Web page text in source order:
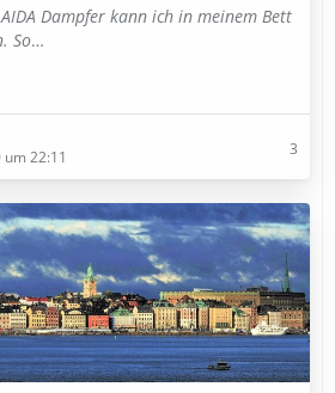
Dampfer kann ich in meinem Bett
So…
22:11
3